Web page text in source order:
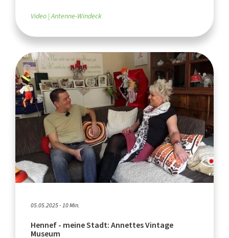
Video Antenne-Windeck
05.05.2025 - 10 Min.
Hennef - meine Stadt: Annettes Vintage
Museum